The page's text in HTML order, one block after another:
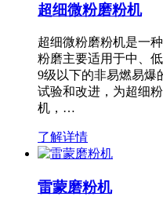
超细微粉磨粉机
超细微粉磨粉机是一
粉磨主要适用于中、
9级以下的非易燃易爆
试验和改进，为超细
机，…
了解详情
雷蒙磨粉机